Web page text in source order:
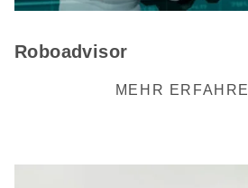
Roboadvisor
MEHR